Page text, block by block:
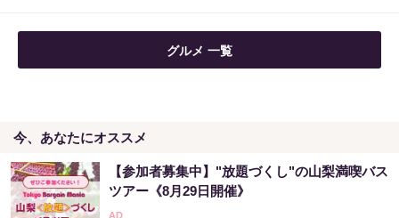
グルメ 一覧
今、あなたにオススメ
【参加者募集中】"放題づくし"の山梨満喫バス
ツアー《8月29日開催》